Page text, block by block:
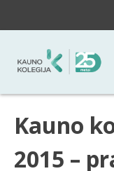
Kauno
2015 –